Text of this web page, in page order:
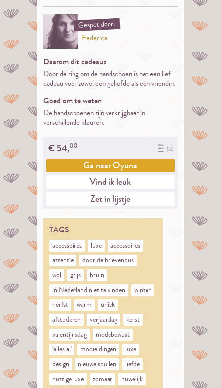
Gespot door:
Federica
Daarom dit cadeaux
Door de ring om de handschoen is het een lief
cadeau voor zowel een geliefde als een vriendin.
Goed om te weten
De handschoenen zijn verkrijgbaar in
verschillende kleuren.
14
€ 54,00
Ga naarOyuna
Vind ik leuk
Zet in lijstje
TAGS
accessoires luxe
accessoires
attentie
door de brievenbus
wol
grijs
bruin
in Nederland niet te vinden
winter
herfst
warm
uniek
afstuderen
verjaardag
kerst
valentijnsdag
modebewust
'alles al'
mooie dingen
luxe
design
nieuwe spullen
liefde
nuttige luxe
zomaar
huwelijk